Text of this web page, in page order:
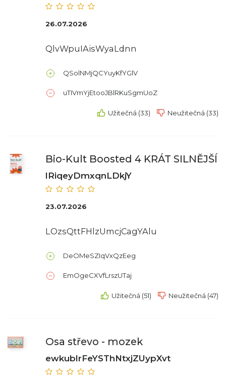
26.07.2026
QlvWpuIAisWyaLdnn
QSolNMjQCYuyKfYGlV
uTIVmYjEtooJBlRKuSgmUoZ
Užitečná (33) Neužitečná (33)
Bio-Kult Boosted 4 KRÁT SILNĚJŠÍ
lRiqeyDmxqnLDkjY
23.07.2026
LOzsQttFHlzUmcjCagYAlu
DeOMeSZIqVxQzEeg
EmOgeCXVfLrszUTaj
Užitečná (51) Neužitečná (47)
Osa střevo - mozek
ewkublrFeYSThNtxjZUypXvt